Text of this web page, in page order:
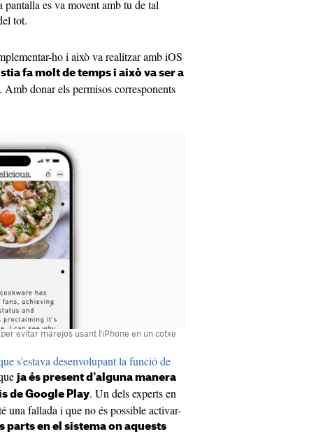
es va movent amb tu de tal
tot.
ho i això va realitzar amb iOS
fa molt de temps i això va ser a
. Amb donar els permisos corresponents
evitar marejos usant l'iPhone en un cotxe
s'estava desenvolupant la funció de
ja és present d'alguna manera
de Google Play. Un dels experts en
una fallada i que no és possible activar-
parts en el sistema on aquests